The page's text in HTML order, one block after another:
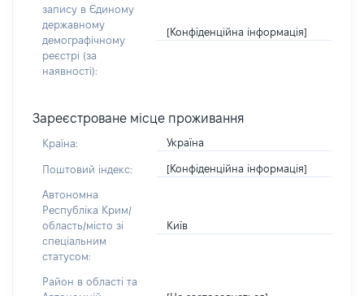
запису в Єдиному
державному
демографічному
реєстрі (за
наявності):
[Конфіденційна інформація]
Зареєстроване місце проживання
Країна: Україна
Поштовий індекс: [Конфіденційна інформація]
Автономна
Республіка Крим/
область/місто зі
спеціальним
статусом:
Київ
Район в області та